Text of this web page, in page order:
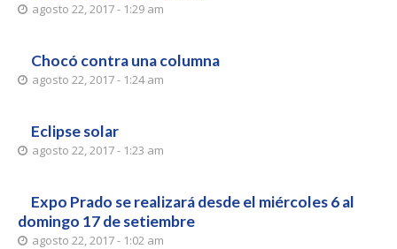
agosto 22, 2017 - 1:29 am
Chocó contra una columna
agosto 22, 2017 - 1:24 am
Eclipse solar
agosto 22, 2017 - 1:23 am
Expo Prado se realizará desde el miércoles 6 al
domingo 17 de setiembre
agosto 22, 2017 - 1:02 am